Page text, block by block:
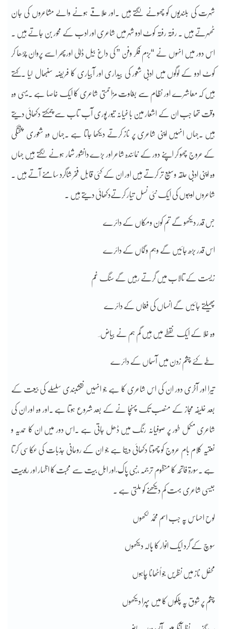
شہرت کی بلندیوں کو چھونے لگتے ہیں ۔اور علاقے ہونے والے مشاعروں کی جان
ٹھہرتے ہیں ۔ رفتہ رفتہ کوٹ ادو شہر میں شاعری اور ادب کے محور بن جاتے ہیں ۔
اس دور میں انہوں نے “بزم فکر وفن ” کی داغ بیل ڈالی اورپھر اسے پروان چڑھا کر
کوٹ ادو کے لوگوں میں ادبی شعور کی بیداری اور آبیاری کا فریضہ سنبھال لیا ۔کہتے
ہیں کہ معاشرے اور نظام سے بغاوت مزاحمتی شاعری کا ایک خاصا ہے ۔یہی وہ
وقت تھا جب ان کے اشعار مین باغیانہ تیور پوری آب تاب سے چمکتے دکھائی دیتے
ہیں ۔جہاں انہیں اپنی شاعری پر ناز کرتے دیکھا جاتا ہے ۔جہاں وہ شعوری پختگی
کے عروج چھو کر اپنے دور کے نمائندہ شاعر اور بڑے دانشور شمار ہونے لگتے ہیں جہاں
وہ اپنی ادبی حلقہ وسیع تر کرتے ہیں اور ان کے کئی قابل فخر شاگرد سامنے آتے ہیں ۔
شاعروں ادیبوں کی ایک نئی نسل تیار کرتےدکھائی دیتے ہیں ۔
جس قدر دیکھو گے تم کون ومکاں کے دائرے
اس قدر بڑھ جائیں گے وہم وگماں کے دائرے
زیست کے تالاب میں گرتے رہیں گے سنگ غم
پھیلتے جائیں گے انساں کی فغاں کے دائرے
وہ خلا کے ایک نقطے میں ہیں گم ہم نے بیاض ؔ
طے کئے چشم زدن میں آسماں کے دائرے
تیرا اور آخری دور ان کی اس شاعری کا ہے جو انہیں نقشبندی سلسلے کی بیعت کے
بعد خلیفہ مجاز کے منصب تک پہنچا نے کے بعد شروع ہوتا ہے ۔اور وہ اور ان کی
شاعری مکمل طور پر صوفیانہ رنگ میں ڈھل جاتی ہے ۔اس دور میں ان کا حمدیہ و
نعتیہ کلام بام عروج کو چھوتا دکھائی دیتا ہے جو ان کے روحانی جذبات کی عکاسی کرتا
ہے ۔سورۃ فاتحہ کا منظوم ترجمہ ،نبی پاک ؐ اور اہل بیت سے محبت کا اظہار اور ربوبیت
جیسی شاعری بہت کم دیکھنے کو ملتی ہے ۔
لوح احساس پہ جب اسم محمؐد لکھوں
سوچ کے گرد ایک انوار کا ہالہ دیکھوں
محفل ناز میں نظریں جو اُٹھانا چاہوں
چشم پر شوق پہ پلکوں کا میں پہرا دیکھوں